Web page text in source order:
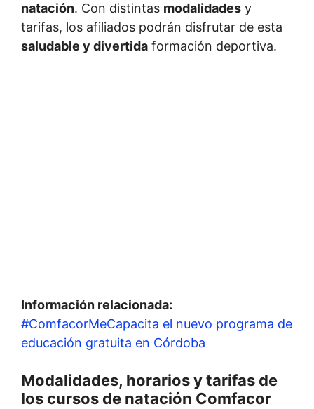
natación. Con distintas modalidades y
tarifas, los afiliados podrán disfrutar de esta
saludable y divertida formación deportiva.
Información relacionada:
#ComfacorMeCapacita el nuevo programa de
educación gratuita en Córdoba
Modalidades, horarios y tarifas de
los cursos de natación Comfacor